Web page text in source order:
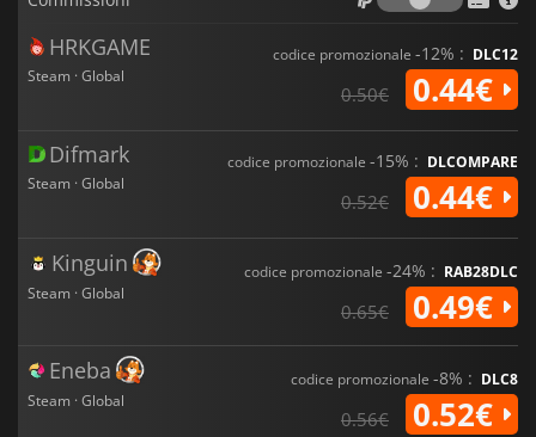
HRKGAME
Steam · Global
codice promozionale -12% : DLC12
0.50€ 0.44€
Difmark
Steam · Global
codice promozionale -15% : DLCOMPARE
0.52€ 0.44€
Kinguin
Steam · Global
codice promozionale -24% : RAB28DLC
0.65€ 0.49€
Eneba
Steam · Global
codice promozionale -8% : DLC8
0.56€ 0.52€